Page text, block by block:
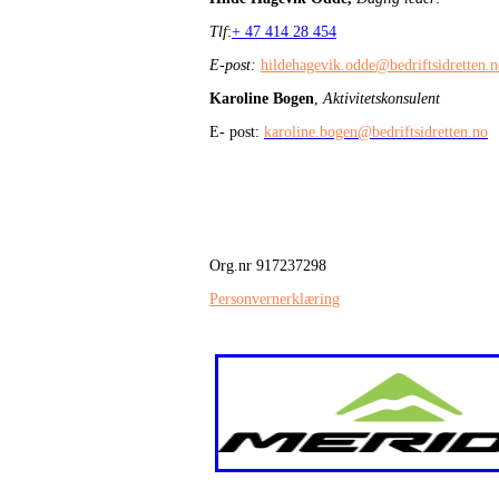
Tlf:+ 47 414 28 454
E-post:
Karoline Bogen Aktivitetskonsulent
E- post: karoline.bogen@bedriftsidretten.no
Org.nr 917237298
Personvernerklæring